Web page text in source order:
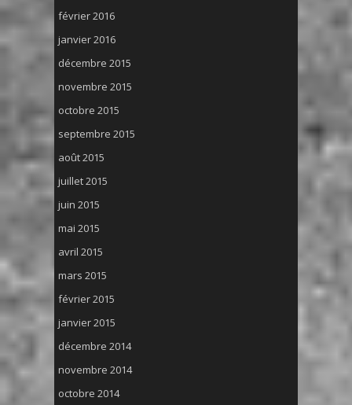
février 2016
janvier 2016
décembre 2015
novembre 2015
octobre 2015
septembre 2015
août 2015
juillet 2015
juin 2015
mai 2015
avril 2015
mars 2015
février 2015
janvier 2015
décembre 2014
novembre 2014
octobre 2014